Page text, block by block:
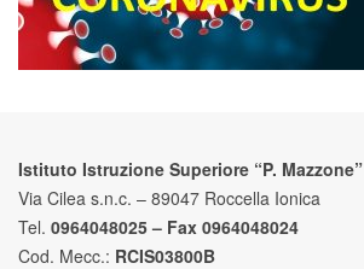
Istituto Istruzione Superiore “P. Mazzone”
Via Cilea s.n.c. – 89047 Roccella Ionica
Tel. 0964048025 – Fax 0964048024
Cod. Mecc.: RCIS03800B